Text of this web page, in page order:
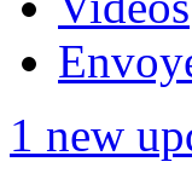
1 new